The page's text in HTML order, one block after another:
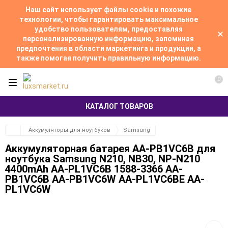
Наш сайт использует файлы cookie и похожие
технологии, чтобы гарантировать максимальное
удобство пользователям, предоставляя
персонализированную информацию, запоминая
предпочтения в области маркетинга и продукции, а
также помогая получить правильную информацию.
КАТАЛОГ ТОВАРОВ
0
Аккумуляторы для ноутбуков Samsung
Аккумуляторная батарея AA-PB1VC6B для
ноутбукa Samsung N210, NB30, NP-N210
4400mAh AA-PL1VC6B 1588-3366 AA-
PB1VC6B AA-PB1VC6W AA-PL1VC6BE AA-
PL1VC6W